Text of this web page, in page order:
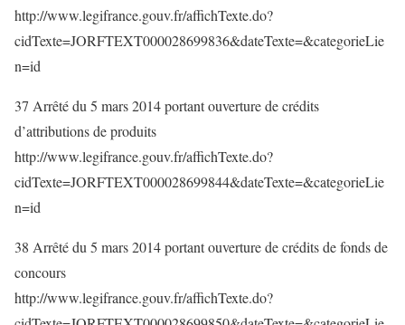
http://www.legifrance.gouv.fr/affichTexte.do?
cidTexte=JORFTEXT000028699836&dateTexte=&categorieLie
n=id
37 Arrêté du 5 mars 2014 portant ouverture de crédits
d’attributions de produits
http://www.legifrance.gouv.fr/affichTexte.do?
cidTexte=JORFTEXT000028699844&dateTexte=&categorieLie
n=id
38 Arrêté du 5 mars 2014 portant ouverture de crédits de fonds de
concours
http://www.legifrance.gouv.fr/affichTexte.do?